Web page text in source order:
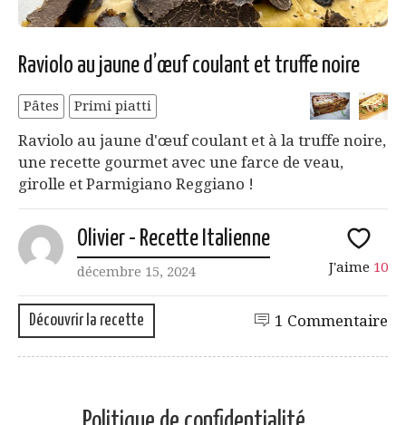
Raviolo au jaune d’œuf coulant et truffe noire
Pâtes Primi piatti
Raviolo au jaune d'œuf coulant et à la truffe noire,
une recette gourmet avec une farce de veau,
girolle et Parmigiano Reggiano !
Olivier - Recette Italienne
décembre 15, 2024 J'aime 10
Découvrir la recette 1 Commentaire